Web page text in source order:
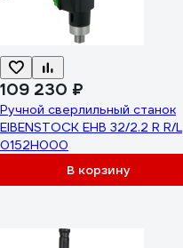
109 230 ₽
Ручной сверлильный станок
EIBENSTOCK EHB 32/2.2 R R/L
0152H000
В корзину